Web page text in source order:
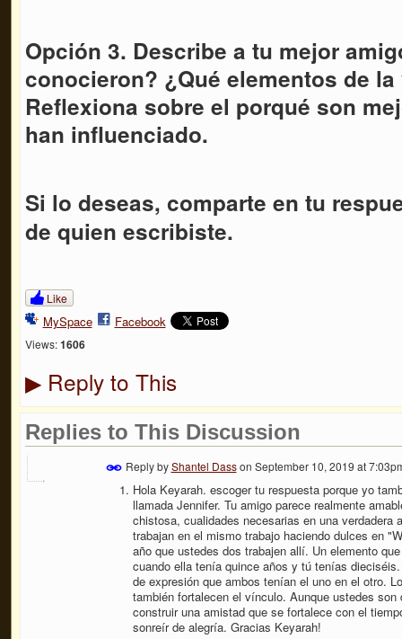
Opción 3. Describe a tu mejor
conocieron? ¿Qué elementos de
Reflexiona sobre el porqué son
han influenciado.
Si lo deseas, comparte en tu
de quien escribiste.
Like
MySpace Facebook
Views: 1606
▶Reply to This
Replies to This Discussion
Reply byShantel Dasson September 10, 2019 at
Hola Keyarah. escoger tu respuesta porque yo
llamada Jennifer. Tu amigo parece realmente
chistosa, cualidades necesarias en una
trabajan en el mismo trabajo haciendo dulces en
año que ustedes dos trabajen allí. Un elemento
cuando ella tenía quince años y tú tenías
de expresión que ambos tenían el uno en el otro.
también fortalecen el vínculo. Aunque ustedes
construir una amistad que se fortalece con el
sonreír de alegría. Gracias Keyarah!